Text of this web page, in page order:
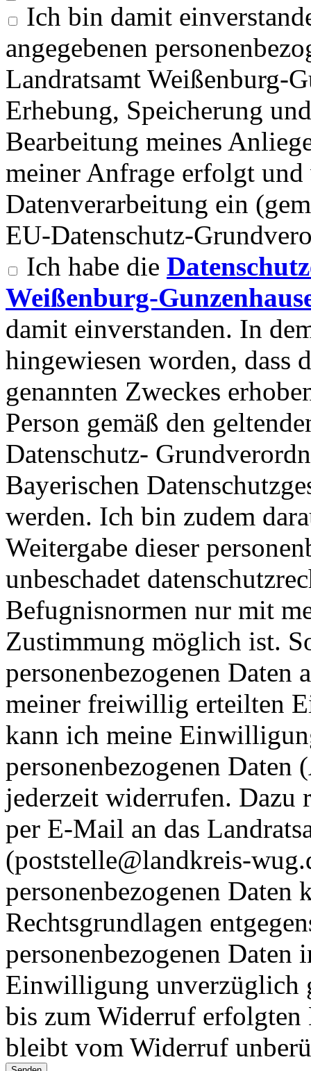
Ich bin damit
angegebenen
Landratsamt Weißenburg-
Erhebung, Speicherung
Bearbeitung meines
meiner Anfrage erfolgt
Datenverarbeitung ein
EU-Datenschutz-
Ich habe die
Weißenburg-
damit einverstanden. In
hingewiesen worden, dass
genannten Zweckes
Person gemäß den
Datenschutz-
Bayerischen
werden. Ich bin zudem
Weitergabe dieser
unbeschadet
Befugnisnormen nur mit
Zustimmung möglich ist.
personenbezogenen
meiner freiwillig erteilten
kann ich meine
personenbezogenen
jederzeit widerrufen.
per E-Mail an das
(poststelle@landkreis-
personenbezogenen Daten
Rechtsgrundlagen
personenbezogenen
Einwilligung unverzüglich
bis zum Widerruf erfolgten
bleibt vom Widerruf